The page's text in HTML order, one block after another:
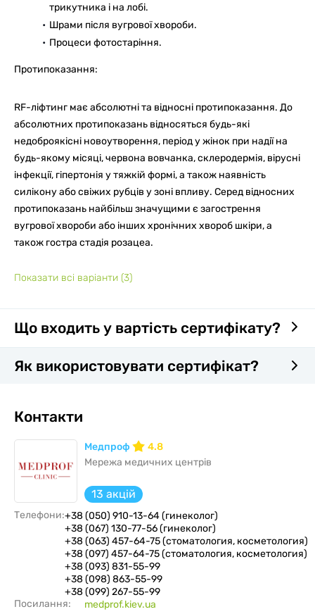
трикутника і на лобі.
Шрами після вугрової хвороби.
Процеси фотостаріння.
Протипоказання:
RF-ліфтинг має абсолютні та відносні протипоказання. До
абсолютних протипоказань відносяться будь-які
недоброякісні новоутворення, період у жінок при надії на
будь-якому місяці, червона вовчанка, склеродермія, вірусні
інфекції, гіпертонія у тяжкій формі, а також наявність
силікону або свіжих рубців у зоні впливу. Серед відносних
протипоказань найбільш значущими є загострення
вугрової хвороби або інших хронічних хвороб шкіри, а
також гостра стадія розацеа.
Показати всі варіанти (3)
Що входить у вартість сертифікату?
Як використовувати сертифікат?
Контакти
Медпроф
4.8
Мережа медичних центрів
13 акцій
Телефони:+38 (050) 910-13-64 (гинеколог)
+38 (067) 130-77-56 (гинеколог)
+38 (063) 457-64-75 (стоматология, косметология)
+38 (097) 457-64-75 (стоматология, косметология)
+38 (093) 831-55-99
+38 (098) 863-55-99
+38 (099) 267-55-99
Посилання:
medprof.kiev.ua